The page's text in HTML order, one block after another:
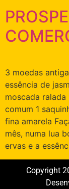
3 moedas
essência de
moscada ralada
comum 1
fina amarela
mês, numa lua
ervas e a
Copyright